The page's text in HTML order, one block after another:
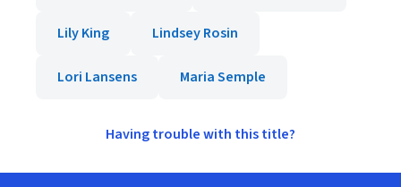
Lily King Lindsey Rosin
Lori Lansens Maria Semple
Having trouble with this title?